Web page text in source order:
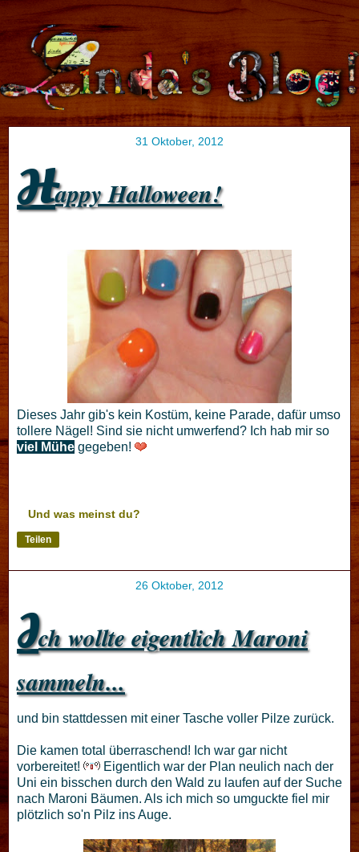
31 Oktober, 2012
Happy Halloween!
Dieses Jahr gib's kein Kostüm, keine Parade, dafür umso
tollere Nägel! Sind sie nicht umwerfend? Ich hab mir so
viel Mühe gegeben!
Und was meinst du?
Teilen
26 Oktober, 2012
Ich wollte eigentlich Maroni
sammeln...
und bin stattdessen mit einer Tasche voller Pilze zurück.
Die kamen total überraschend! Ich war gar nicht
vorbereitet!
Eigentlich war der Plan neulich nach der
Uni ein bisschen durch den Wald zu laufen auf der Suche
nach Maroni Bäumen. Als ich mich so umguckte fiel mir
plötzlich so'n Pilz ins Auge.